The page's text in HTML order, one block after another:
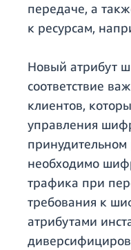
передаче, а
к ресурсам,
Новый атрибут
соответствие
клиентов,
управления
необходимо
трафика при
требования к
атрибутами